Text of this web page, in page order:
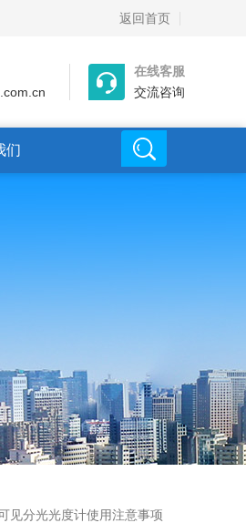
返回首页
在线客服
交流咨询
们
见分光光度计使用注意事项